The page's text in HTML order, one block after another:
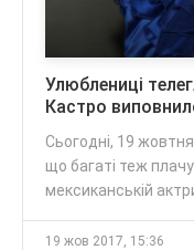
Улюблениці
Кастро
Сьогодні, 19
що багаті теж
мексиканській
19 жов 2017, 15:36